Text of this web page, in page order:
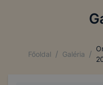
Főoldal / Galéria /